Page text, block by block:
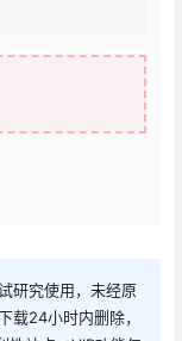
研究使用，未经原
载24小时内删除，